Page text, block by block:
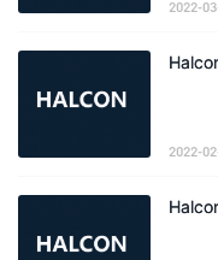
2022-
2022-